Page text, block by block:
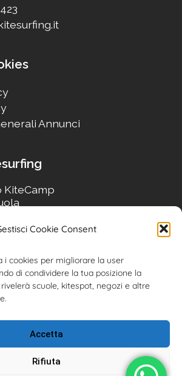
Cookie Consent
i cookies per migliorare la user
di condividere la tua posizione la
scuole, kitespot, negozi e altre
Accetta
Rifiuta
Annunci
KiteCamp